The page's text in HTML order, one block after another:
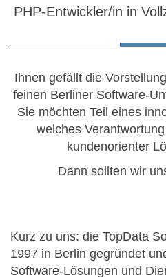
PHP-Entwickler/in in
Ihnen gefällt die
feinen Berliner Software-
Sie möchten Teil eines
welches
kundenorienter
Dann sollten wir
Kurz zu uns: die TopData
1997 in Berlin gegründet
Software-Lösungen und